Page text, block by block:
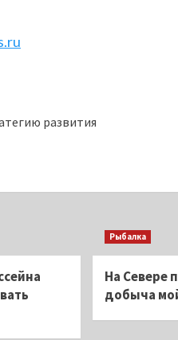
развития
Рыбалка
На Севере
добыча